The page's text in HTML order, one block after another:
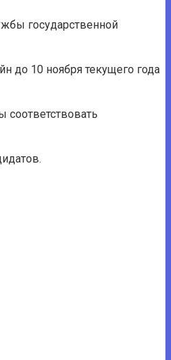
государственной
до 10 ноября текущего года
соответствовать